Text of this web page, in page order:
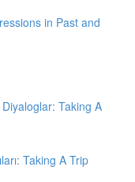
in Past and
Taking A
Taking A Trip